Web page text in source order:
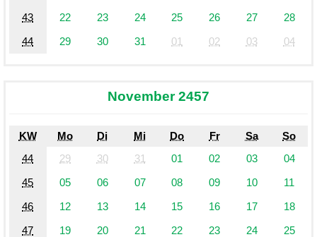
43
22 23 24 25 26 27
28
44
29 30 31 01 02 03 04
November 2457
KW Mo Di Mi Do Fr Sa
So
44
29 30 31 01 02 03
04
45
05 06 07 08 09 10
11
46
12 13 14 15 16 17
18
47
19 20 21 22 23 24
25